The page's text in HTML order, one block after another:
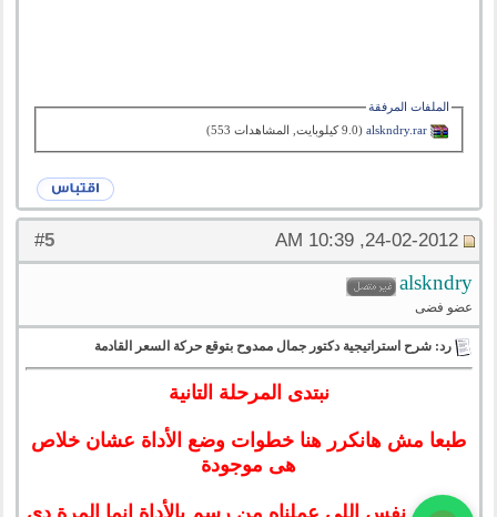
الملفات المرفقة
alskndry.rar‏(9.0 كيلوبايت, المشاهدات 553)
#
5 24-02-2012, 10:39 AM
alskndry
عضو فضى
رد: شرح استراتيجية دكتور جمال ممدوح بتوقع حركة السعر القادمة
نبتدى المرحلة التانية
طبعا مش هانكرر هنا خطوات وضع الأداة عشان خلاص
هى موجودة
هانعمل نفس اللى عملناه من رسم بالأداة انما المرة دى